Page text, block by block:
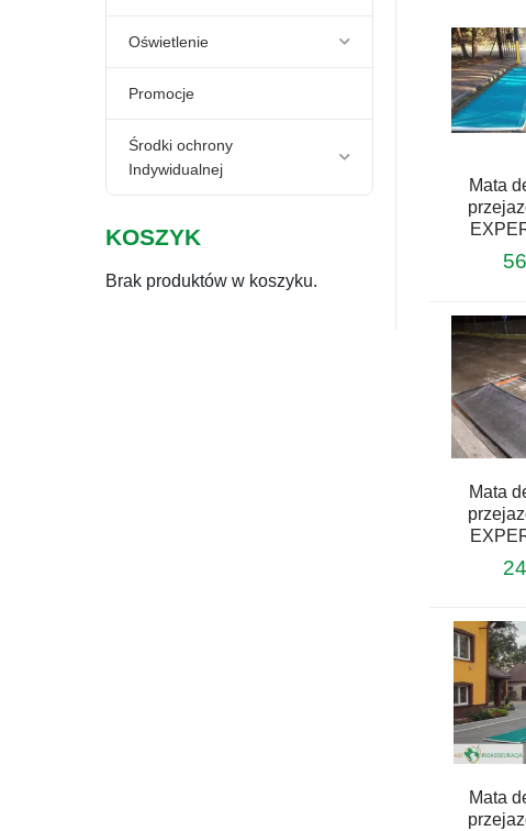
Oświetlenie
Promocje
Środki ochrony
Indywidualnej
KOSZYK
Brak produktów w koszyku.
Mata
Mata
Mata